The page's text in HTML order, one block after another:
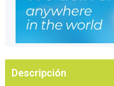
Descripción